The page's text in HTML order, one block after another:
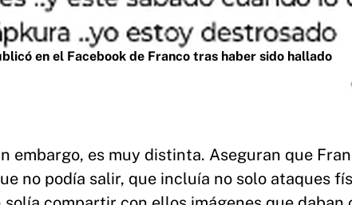
en el Facebook de Franco tras haber sido hallado
embargo, es muy distinta. Aseguran que
no podía salir, que incluía no solo ataques